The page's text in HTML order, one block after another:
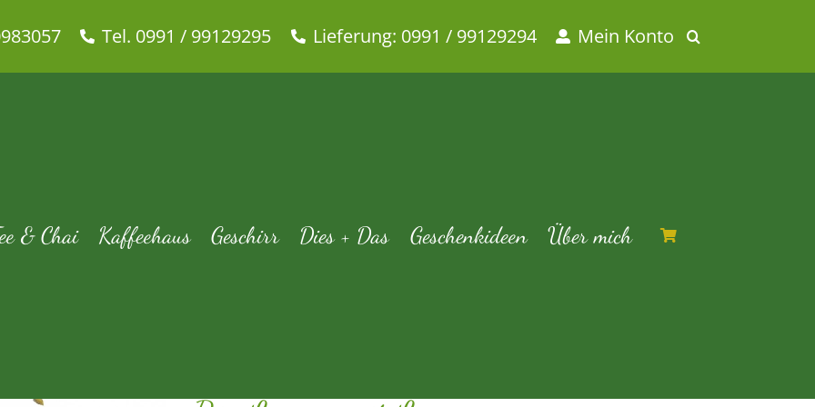
Tel. 0991 / 99129295 Lieferung: 0991 / 99129294 Mein Konto
& Chai Kaffeehaus Geschirr Dies + Das Geschenkideen Über mich